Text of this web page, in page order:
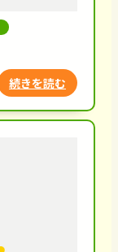
続きを読む